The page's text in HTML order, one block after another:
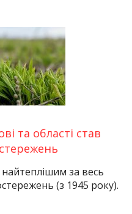
та області став
за весь
(з 1945 року).